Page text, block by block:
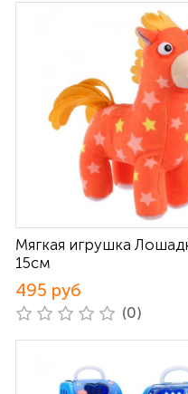
Мягкая игрушка
15см
495 руб
(0)